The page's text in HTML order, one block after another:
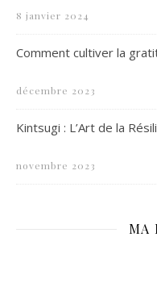
8 janvier 2024
Comment cultiver la
décembre 2023
Kintsugi : L’Art de la
novembre 2023
MA